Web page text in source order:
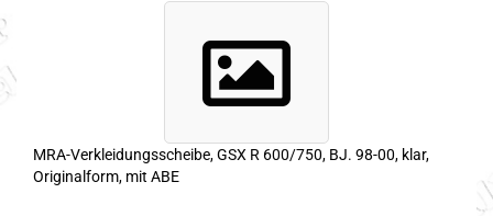
MRA-Verkleidungsscheibe, GSX R 600/750, BJ. 98-00, klar,
Originalform, mit ABE